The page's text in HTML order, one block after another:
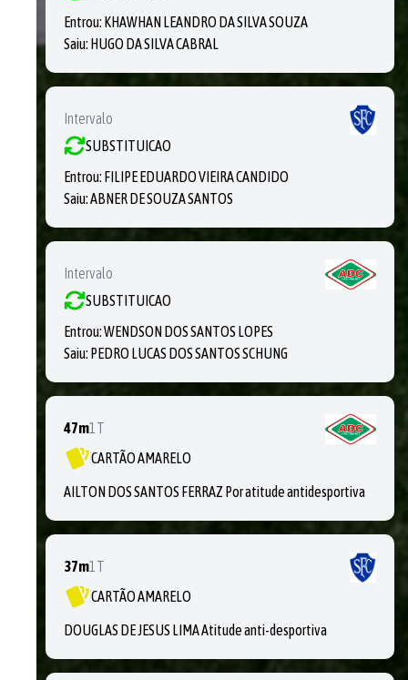
Entrou: KHAWHAN LEANDRO DA SILVA SOUZA
Saiu: HUGO DA SILVA CABRAL
Intervalo
SUBSTITUICAO
Entrou: FILIPE EDUARDO VIEIRA CANDIDO
Saiu:ABNER DE SOUZA SANTOS
Intervalo
SUBSTITUICAO
Entrou:WENDSON DOS SANTOS LOPES
Saiu: PEDRO LUCAS DOS SANTOS SCHUNG
47m1T
CARTÃO AMARELO
AILTON DOS SANTOS FERRAZ Por atitude antidesportiva
37m1T
CARTÃO AMARELO
DOUGLAS DE JESUS LIMA Atitude anti-desportiva